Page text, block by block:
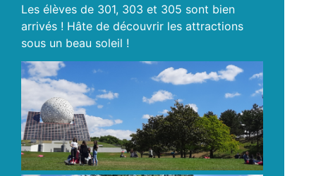
Les élèves de 301, 303 et 305 sont bien
arrivés ! Hâte de découvrir les attractions
sous un beau soleil !